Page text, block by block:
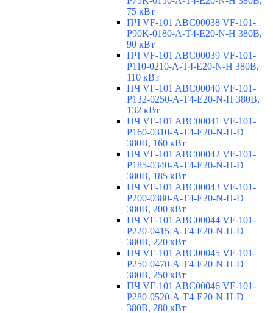
75 кВт
ПЧ VF-101 ABC00038 VF-101-
P90K-0180-A-T4-E20-N-H 380В,
90 кВт
ПЧ VF-101 ABC00039 VF-101-
P110-0210-A-T4-E20-N-H 380В,
110 кВт
ПЧ VF-101 ABC00040 VF-101-
P132-0250-A-T4-E20-N-H 380В,
132 кВт
ПЧ VF-101 ABC00041 VF-101-
P160-0310-A-T4-E20-N-H-D
380В, 160 кВт
ПЧ VF-101 ABC00042 VF-101-
P185-0340-A-T4-E20-N-H-D
380В, 185 кВт
ПЧ VF-101 ABC00043 VF-101-
P200-0380-A-T4-E20-N-H-D
380В, 200 кВт
ПЧ VF-101 ABC00044 VF-101-
P220-0415-A-T4-E20-N-H-D
380В, 220 кВт
ПЧ VF-101 ABC00045 VF-101-
P250-0470-A-T4-E20-N-H-D
380В, 250 кВт
ПЧ VF-101 ABC00046 VF-101-
P280-0520-A-T4-E20-N-H-D
380В, 280 кВт